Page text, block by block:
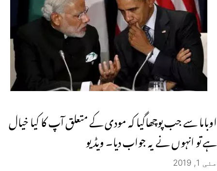
اوباما سے جب پوچھاگیا کہ مودی کے متعلق آپ کا کیا خیال
ہے تو انہوں نے یہ جواب دیا۔ ویڈیو
مئی 1, 2019